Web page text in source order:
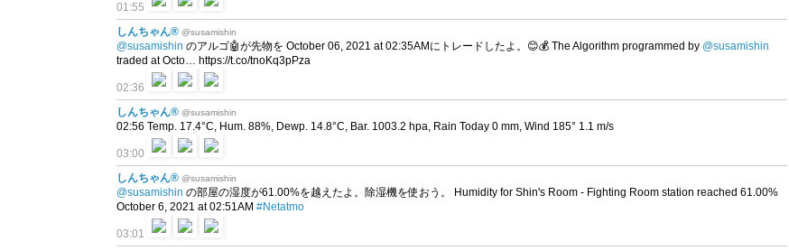
01:55
しんちゃん® @susamishin
@susamishin のアルゴ🤖が先物を October 06, 2021 at 02:35AMにトレードしたよ。😊💰 The Algorithm programmed by @susamishin
traded at Octo… https://t.co/tnoKq3pPza
02:36
しんちゃん® @susamishin
02:56 Temp. 17.4°C, Hum. 88%, Dewp. 14.8°C, Bar. 1003.2 hpa, Rain Today 0 mm, Wind 185° 1.1 m/s
03:00
しんちゃん® @susamishin
@susamishin の部屋の湿度が61.00%を越えたよ。除湿機を使おう。 Humidity for Shin's Room - Fighting Room station reached 61.00%
October 6, 2021 at 02:51AM #Netatmo
03:01